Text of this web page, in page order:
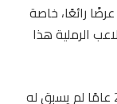
رائعًا، خاصة
الرملية هذا
وعلى الرغم من أن اللاعب البالغ من العمر 24 عامًا لم يسبق له